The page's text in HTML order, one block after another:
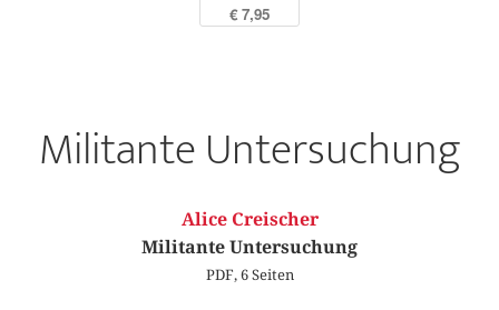
€ 7,95
Militante Untersuchung
Alice Creischer
Militante Untersuchung
PDF, 6 Seiten